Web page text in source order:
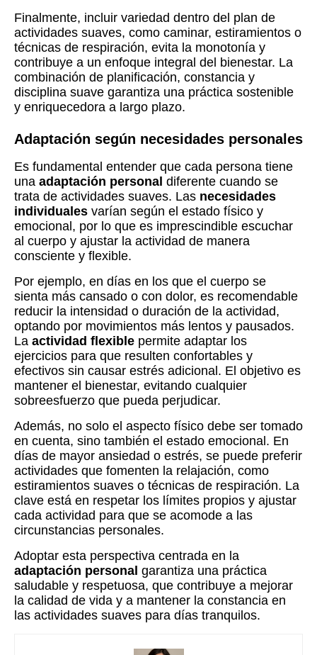
Finalmente, incluir variedad dentro del plan de
actividades suaves, como caminar, estiramientos o
técnicas de respiración, evita la monotonía y
contribuye a un enfoque integral del bienestar. La
combinación de planificación, constancia y
disciplina suave garantiza una práctica sostenible
y enriquecedora a largo plazo.
Adaptación según necesidades personales
Es fundamental entender que cada persona tiene
una adaptación personal diferente cuando se
trata de actividades suaves. Las necesidades
individuales varían según el estado físico y
emocional, por lo que es imprescindible escuchar
al cuerpo y ajustar la actividad de manera
consciente y flexible.
Por ejemplo, en días en los que el cuerpo se
sienta más cansado o con dolor, es recomendable
reducir la intensidad o duración de la actividad,
optando por movimientos más lentos y pausados.
La actividad flexible permite adaptar los
ejercicios para que resulten confortables y
efectivos sin causar estrés adicional. El objetivo es
mantener el bienestar, evitando cualquier
sobreesfuerzo que pueda perjudicar.
Además, no solo el aspecto físico debe ser tomado
en cuenta, sino también el estado emocional. En
días de mayor ansiedad o estrés, se puede preferir
actividades que fomenten la relajación, como
estiramientos suaves o técnicas de respiración. La
clave está en respetar los límites propios y ajustar
cada actividad para que se acomode a las
circunstancias personales.
Adoptar esta perspectiva centrada en la
adaptación personal garantiza una práctica
saludable y respetuosa, que contribuye a mejorar
la calidad de vida y a mantener la constancia en
las actividades suaves para días tranquilos.